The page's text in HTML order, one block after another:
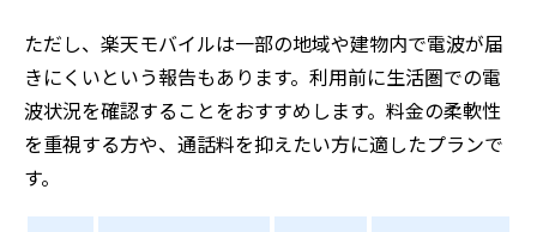
ただし、楽天モバイルは一部の地域や建物内で電波が届
きにくいという報告もあります。利用前に生活圏での電
波状況を確認することをおすすめします。料金の柔軟性
を重視する方や、通話料を抑えたい方に適したプランで
す。